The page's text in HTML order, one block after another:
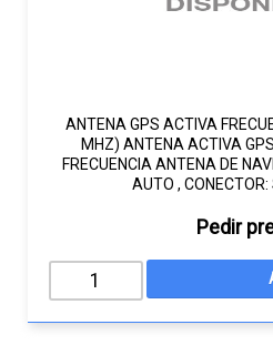
ANTENA GPS ACTIVA
MHZ) ANTENA ACTIVA
FRECUENCIA ANTENA DE
AUTO ,
Pedir